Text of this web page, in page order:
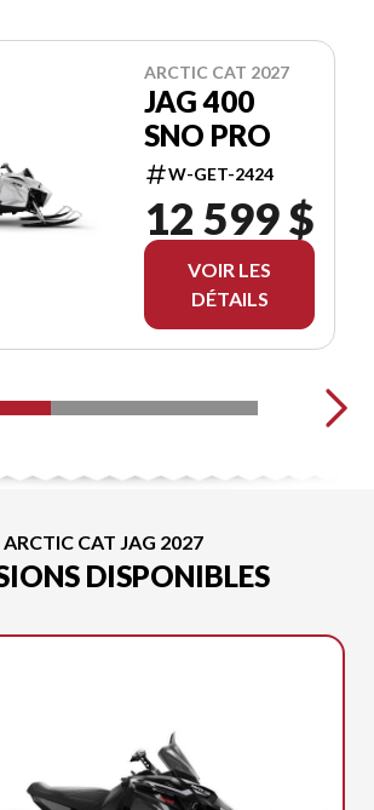
ARCTIC CAT 2027
JAG 400
SNO PRO
W-GET-2424
12 599 $
VOIR LES
DÉTAILS
ARCTIC CAT JAG 2027
DISPONIBLES